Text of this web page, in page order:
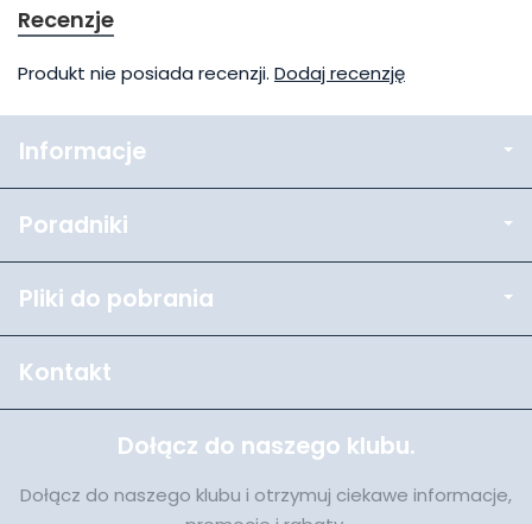
Recenzje
Produkt nie posiada recenzji. Dodaj recenzję
Informacje
Poradniki
Pliki do pobrania
Kontakt
Dołącz do naszego klubu.
Dołącz do naszego klubu i otrzymuj ciekawe informacje,